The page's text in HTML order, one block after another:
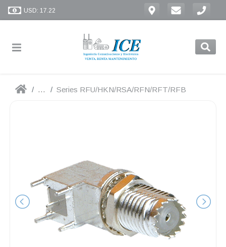
USD: 17.22
... Series RFU/HKN/RSA/RFN/RFT/RFB